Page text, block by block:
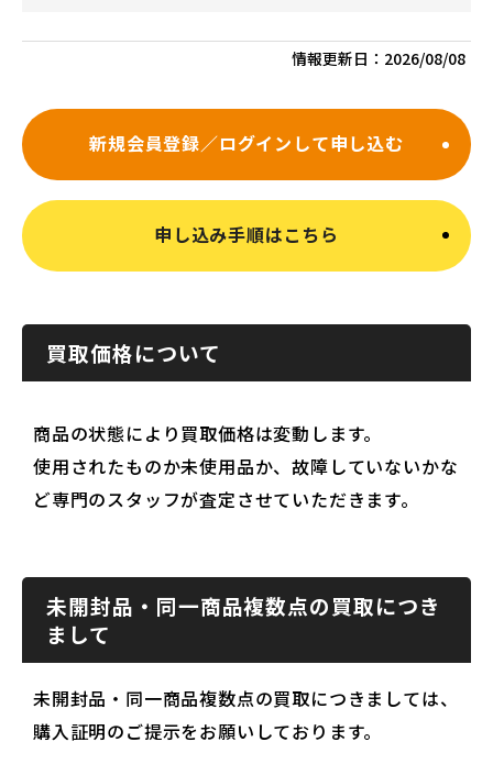
情報更新日： 2026/08/08
新規会員登録／ログインして申し込む
申し込み手順はこちら
買取価格について
商品の状態により買取価格は変動します。
使用されたものか未使用品か、故障していないかな
ど専門のスタッフが査定させていただきます。
未開封品・同一商品複数点の買取につき
まして
未開封品・同一商品複数点の買取につきましては、
購入証明のご提示をお願いしております。